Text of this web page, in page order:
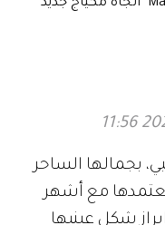
Makeup" اتجاه مكياج جديد
بجمالها الساحر
تعتمدها مع أشهر
شكل عينيها